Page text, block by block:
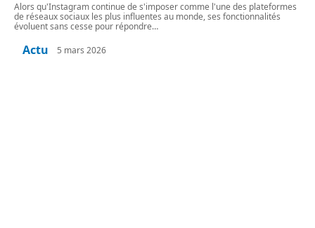
Alors qu'Instagram continue de s'imposer comme l'une des plateformes
de réseaux sociaux les plus influentes au monde, ses fonctionnalités
évoluent sans cesse pour répondre…
Actu 5 mars 2026